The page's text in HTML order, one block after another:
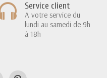
Service client
A votre service du
lundi au samedi de 9h
à 18h